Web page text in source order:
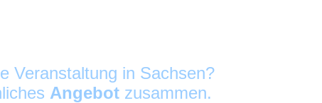
Veranstaltung in Sachsen?
Angebot zusammen.